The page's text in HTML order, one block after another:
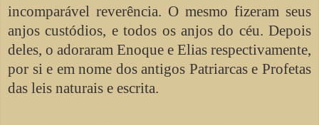
incomparável reverência. O mesmo fizeram seus
anjos custódios, e todos os anjos do céu. Depois
deles, o adoraram Enoque e Elias respectivamente,
por si e em nome dos antigos Patriarcas e Profetas
das leis naturais e escrita.